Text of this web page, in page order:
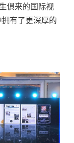
俱来的国际视
有了更深厚的